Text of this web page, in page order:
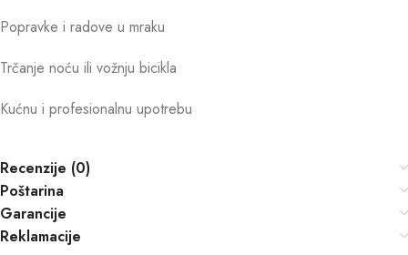
Popravke i radove u mraku
Trčanje noću ili vožnju bicikla
Kućnu i profesionalnu upotrebu
Recenzije (0)
Poštarina
Garancije
Reklamacije